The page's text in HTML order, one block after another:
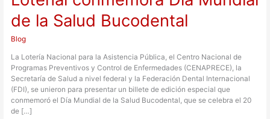
de la Salud Bucodental
Blog
La Lotería Nacional para la Asistencia Pública, el Centro Nacional de
Programas Preventivos y Control de Enfermedades (CENAPRECE), la
Secretaría de Salud a nivel federal y la Federación Dental Internacional
(FDI), se unieron para presentar un billete de edición especial que
conmemoró el Día Mundial de la Salud Bucodental, que se celebra el 20
de […]